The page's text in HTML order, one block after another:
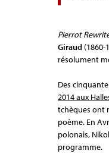
Pierrot
Giraud (1860-
résolument
Des
2014 aux
tchèques ont
poème. En
polonais,
programme.